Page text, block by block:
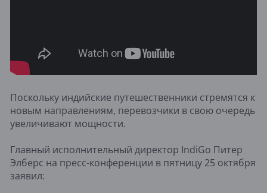
Поскольку индийские путешественники стремятся к
новым направлениям, перевозчики в свою очередь
увеличивают мощности.
Главный исполнительный директор IndiGo Питер
Элберс на пресс-конференции в пятницу 25 октября
заявил: